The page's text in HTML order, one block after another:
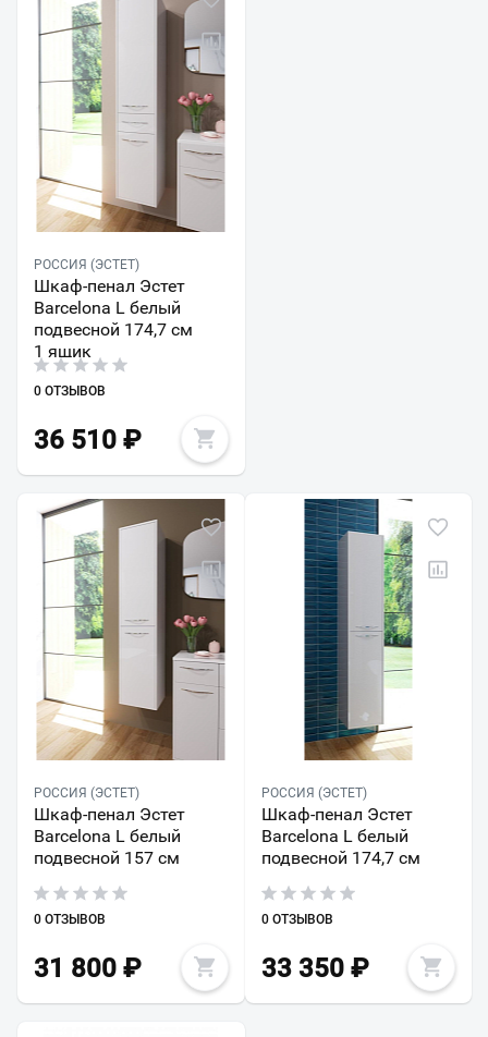
РОССИЯ (ЭСТЕТ)
Шкаф-пенал Эстет
Barcelona L белый
подвесной 174,7 см
1 ящик
0 ОТЗЫВОВ
36 510 ₽
РОССИЯ (ЭСТЕТ)
Шкаф-пенал Эстет
Barcelona L белый
подвесной 157 см
0 ОТЗЫВОВ
31 800 ₽
РОССИЯ (ЭСТЕТ)
Шкаф-пенал Эстет
Barcelona L белый
подвесной 174,7 см
0 ОТЗЫВОВ
33 350₽